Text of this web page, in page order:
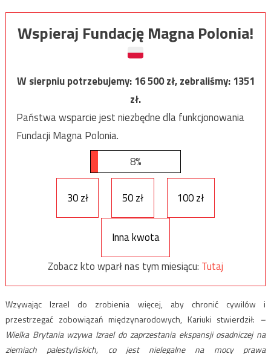
Wspieraj Fundację Magna Polonia!
W sierpniu potrzebujemy:16 500zł, zebraliśmy:1351
zł.
Państwa wsparcie jest niezbędne dla funkcjonowania
Fundacji Magna Polonia.
8%
30 zł 50 zł 100 zł
Inna kwota
Zobacz kto wparł nas tym miesiącu: Tutaj
Wzywając Izrael do zrobienia więcej, aby chronić cywilów i
przestrzegać zobowiązań międzynarodowych, Kariuki stwierdził: –
Wielka Brytania wzywa Izrael do zaprzestania ekspansji osadniczej na
ziemiach palestyńskich, co jest nielegalne na mocy prawa